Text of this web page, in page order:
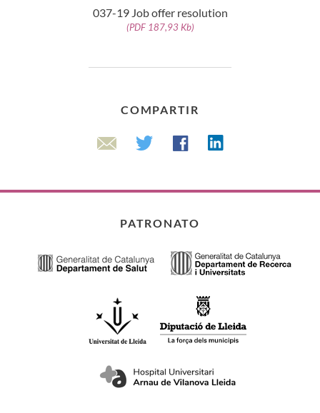
037-19 Job offer resolution
(PDF 187,93 Kb)
COMPARTIR
Email Twitter FacebookLinkedin
PATRONATO